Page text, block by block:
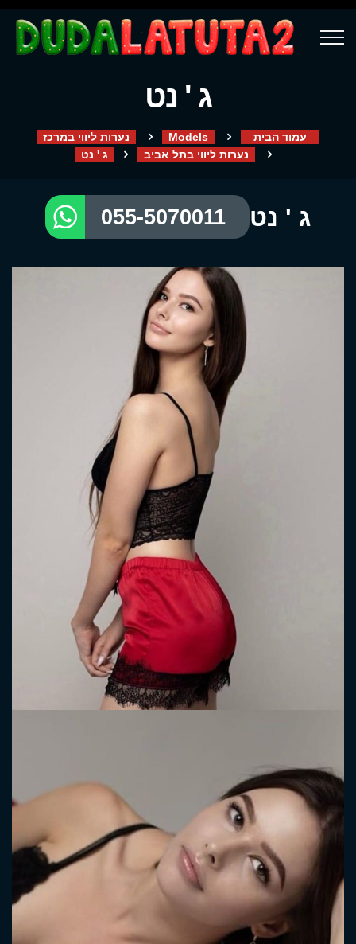
ג ' נט
עמוד הבית Models
נערות ליווי במרכז
נערות ליווי בתל אביב
ג ' נט
ג ' נט 055-5070011